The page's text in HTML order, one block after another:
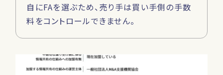
自にFAを選ぶため、売り手は買い手側の手数
料をコントロールできません。